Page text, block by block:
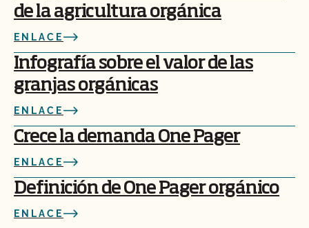
de la agricultura orgánica
ENLACE
Infografía sobre el valor de las
granjas orgánicas
ENLACE
Crece la demanda One Pager
ENLACE
Definición de One Pager orgánico
ENLACE